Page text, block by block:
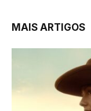
MAIS ARTIGOS